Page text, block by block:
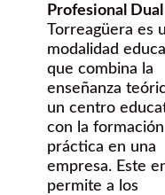
Profesional Dual
Torreagüera es
modalidad
que combina la
enseñanza
un centro
con la formación
práctica en una
empresa. Este
permite a los